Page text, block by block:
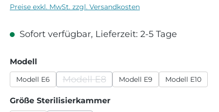
Preise exkl. MwSt. zzgl. Versandkosten
Sofort verfügbar, Lieferzeit: 2-5 Tage
Modell
Modell E6 Modell E8
(Diese Option ist zurzeit nicht
Modell E9 Modell E10
Größe Sterilisierkammerauswählen